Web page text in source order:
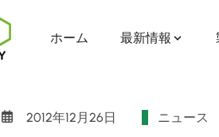
ホーム 最新情報
2012年12月26日 ニュース